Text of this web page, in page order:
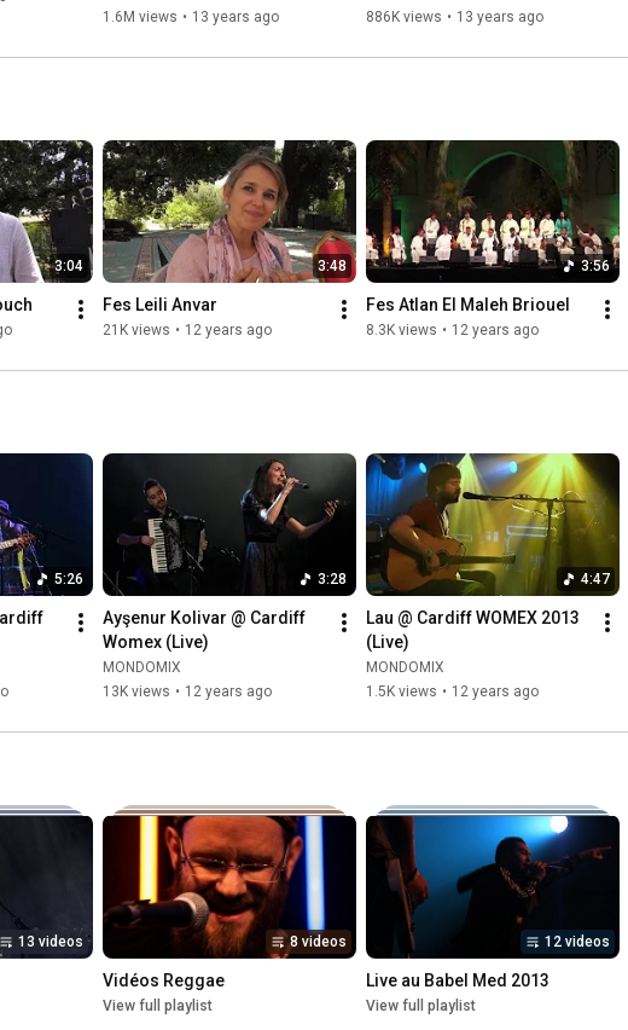
1.6M views • 13 years ago 886K views • 13 years ago
3:04 3:48
Fes Leili Anvar
21K views • 12 years ago
3:56
Fes Atlan El Maleh Briouel
8.3K views • 12 years ago
5:26 3:28
Ayşenur Kolivar @ Cardiff
Womex (Live)
MONDOMIX
13K views • 12 years ago
4:47
Lau @ Cardiff WOMEX 2013
(Live)
MONDOMIX
1.5K views • 12 years ago
13 videos 8 videos
Vidéos Reggae
View full playlist
12 videos
Live au Babel Med 2013
View full playlist